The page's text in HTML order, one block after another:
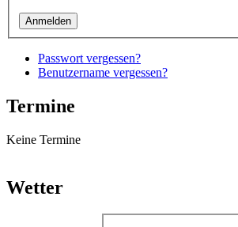
Passwort vergessen?
Benutzername vergessen?
Termine
Keine Termine
Wetter